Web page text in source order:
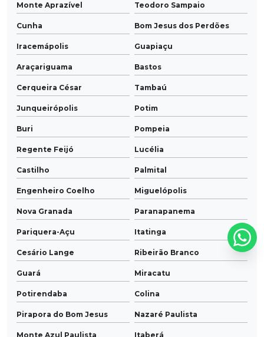
Monte Aprazível Teodoro Sampaio
Cunha Bom Jesus dos Perdões
Iracemápolis Guapiaçu
Araçariguama Bastos
Cerqueira César Tambaú
Junqueirópolis Potim
Buri Pompeia
Regente Feijó Lucélia
Castilho Palmital
Engenheiro Coelho Miguelópolis
Nova Granada Paranapanema
Pariquera-Açu Itatinga
Cesário Lange Ribeirão Branco
Guará Miracatu
Potirendaba Colina
Pirapora do Bom Jesus Nazaré Paulista
Monte Azul Paulista Itaberá